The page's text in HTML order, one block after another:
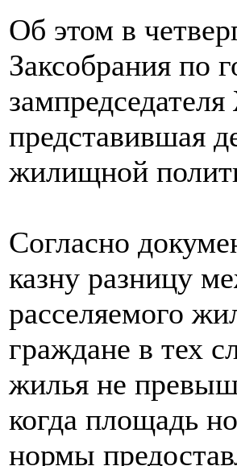
Об этом в
Заксобрания по
представившая
жилищной
Согласно
казну разницу
расселяемого
граждане в тех
жилья не
когда площадь
нормы